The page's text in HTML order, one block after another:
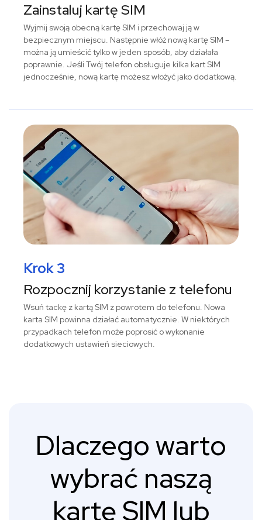
Zainstaluj kartę SIM
Wyjmij swoją obecną kartę SIM i przechowaj ją w
bezpiecznym miejscu. Następnie włóż nową kartę SIM –
można ją umieścić tylko w jeden sposób, aby działała
poprawnie. Jeśli Twój telefon obsługuje kilka kart SIM
jednocześnie, nową kartę możesz włożyć jako dodatkową.
Krok 3
Rozpocznij korzystanie z telefonu
Wsuń tackę z kartą SIM z powrotem do telefonu. Nowa
karta SIM powinna działać automatycznie. W niektórych
przypadkach telefon może poprosić o wykonanie
dodatkowych ustawień sieciowych.
Dlaczego warto
wybrać naszą
kartę SIM lub